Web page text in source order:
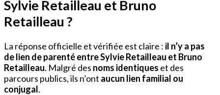
Sylvie Retailleau et Bruno
Retailleau ?
La réponse officielle et vérifiée est claire : il n’y a pas
de lien de parenté entre Sylvie Retailleau et Bruno
Retailleau. Malgré des noms identiques et des
parcours publics, ils n’ont aucun lien familial ou
conjugal.